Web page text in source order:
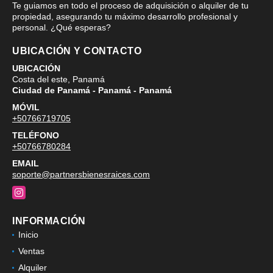
Te guiamos en todo el proceso de adquisición o alquiler de tu
propiedad, asegurando tu máximo desarrollo profesional y
personal. ¿Qué esperas?
UBICACIÓN Y CONTACTO
UBICACIÓN
Costa del este, Panamá
Ciudad de Panamá - Panamá - Panamá
MÓVIL
+50766719705
TELÉFONO
+50766780284
EMAIL
soporte@partnersbienesraices.com
Instagram
INFORMACIÓN
Inicio
Ventas
Alquiler